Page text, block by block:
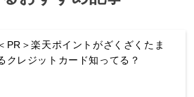
PR＞楽天ポイントがざくざくたま
クレジットカード知ってる？